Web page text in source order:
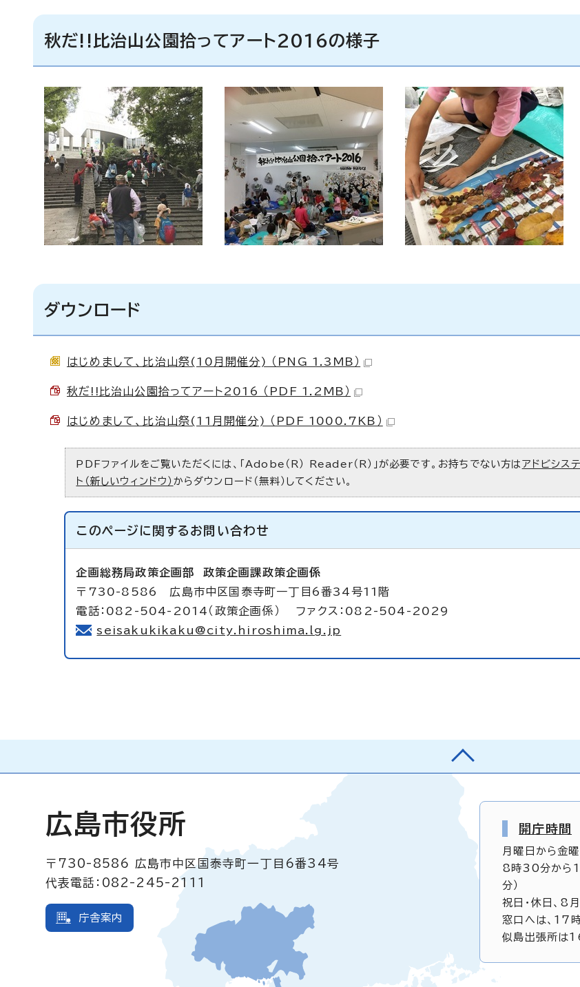
秋だ!!比治山公園拾ってアート2016の様子
ダウンロード
はじめまして、比治山祭(10月開催分) （PNG 1.3MB）
秋だ!!比治山公園拾ってアート2016 （PDF 1.2MB）
はじめまして、比治山祭(11月開催分) （PDF 1000.7KB）
PDFファイルをご覧いただくには、「Adobe（R） Reader（R）」が必要です。お持ちでない方は アドビシス
ト（新しいウィンドウ） からダウンロード（無料）してください。
このページに関する お問い合わせ
企画総務局政策企画部 政策企画課政策企画係
〒730-8586 広島市中区国泰寺町一丁目6番34号11階
電話：082-504-2014（政策企画係） ファクス：082-504-2029
seisakukikaku@city.hiroshima.lg.jp
広島市役所
〒730-8586
広島市中区国泰寺町一丁目6番34号
代表電話：082-245-2111
庁舎案内
開庁時間
月曜日から金曜
8時30分から
分）
祝日・休日、8
窓口へは、17時
似島出張所は